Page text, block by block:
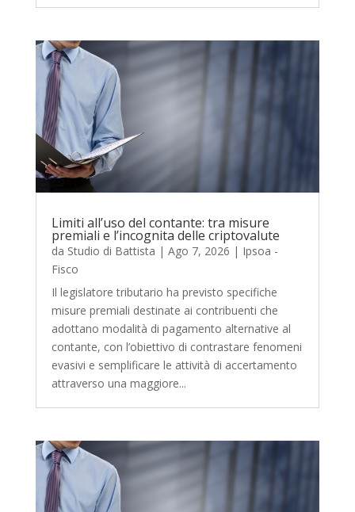
Limiti all’uso del contante: tra misure
premiali e l’incognita delle criptovalute
da Studio di Battista | Ago 7, 2026 | Ipsoa -
Fisco
Il legislatore tributario ha previsto specifiche
misure premiali destinate ai contribuenti che
adottano modalità di pagamento alternative al
contante, con l’obiettivo di contrastare fenomeni
evasivi e semplificare le attività di accertamento
attraverso una maggiore...